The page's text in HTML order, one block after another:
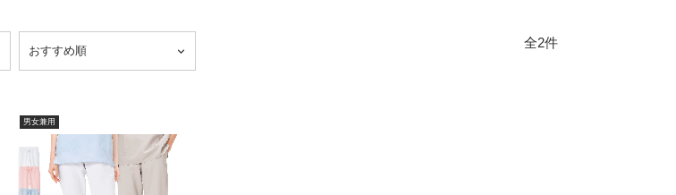
全2件
男女兼用